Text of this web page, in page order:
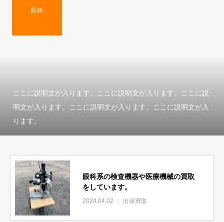
眼科
ここに説明文が入ります。ここに説明文が入ります。ここに説
明文が入ります。ここに説明文が入ります。ここに説明文が入
ります。
眼科系の検査機器や医療機械の買取
をしています。
2024.04.02 出張買取